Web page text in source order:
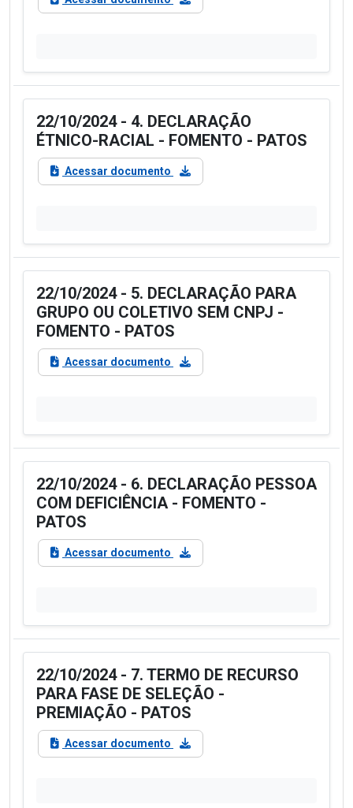
22/10/2024 - 4. DECLARAÇÃO
ÉTNICO-RACIAL - FOMENTO - PATOS
Acessar documento
22/10/2024 - 5. DECLARAÇÃO PARA
GRUPO OU COLETIVO SEM CNPJ -
FOMENTO - PATOS
Acessar documento
22/10/2024 - 6. DECLARAÇÃO PESSOA
COM DEFICIÊNCIA - FOMENTO -
PATOS
Acessar documento
22/10/2024 - 7. TERMO DE RECURSO
PARA FASE DE SELEÇÃO -
PREMIAÇÃO - PATOS
Acessar documento